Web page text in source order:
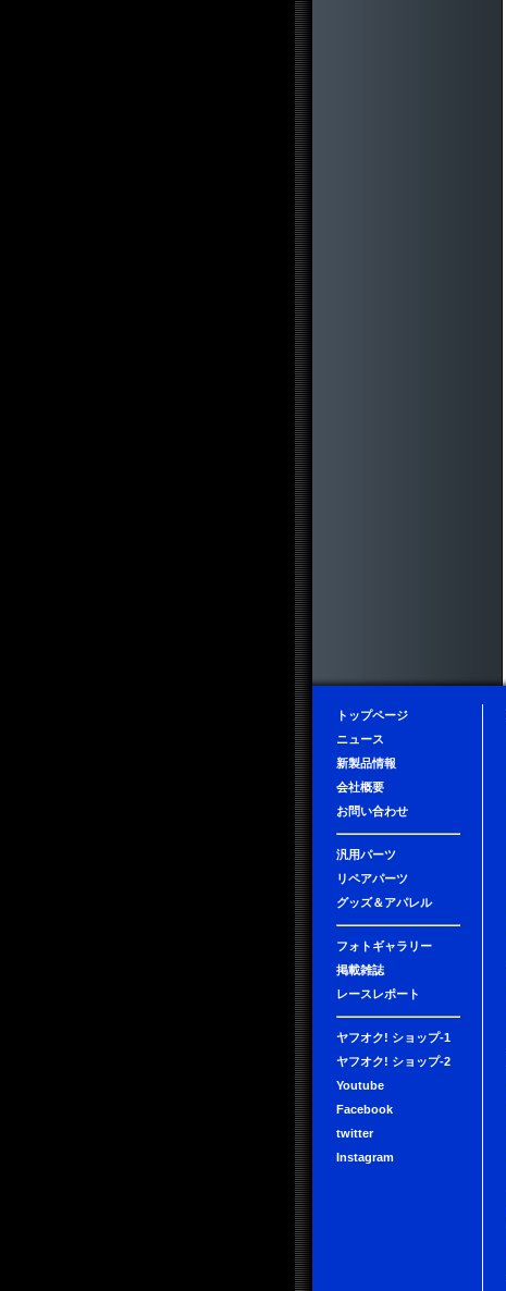
トップページ
ニュース
新製品情報
会社概要
お問い合わせ
汎用パーツ
リペアパーツ
グッズ＆アパレル
フォトギャラリー
掲載雑誌
レースレポート
ヤフオク! ショップ-1
ヤフオク! ショップ-2
Youtube
Facebook
twitter
Instagram